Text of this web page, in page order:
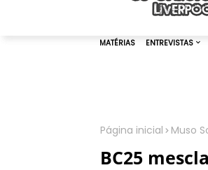
Página inicial Muso
BC25